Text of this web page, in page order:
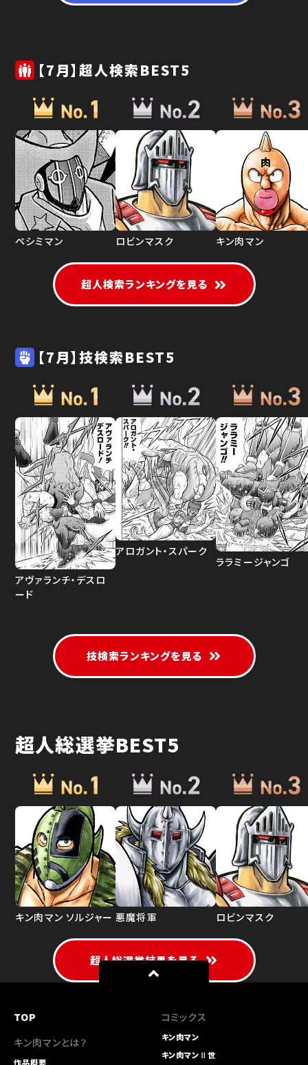
【7月】超人検索BEST5
ペシミマン ロビンマスク キン肉マン
超人検索ランキングを見る
【7月】技検索BEST5
アヴァランチ・デスロ
ード
アロガント・スパーク
ララミージャンゴ
技検索ランキングを見る
超人総選挙BEST5
キン肉マン ソルジャー 悪魔将軍 ロビンマスク
超人総選挙結果を見る
TOP
キン肉マンとは？
作品概要
コミックス
キン肉マン
キン肉マンⅡ世